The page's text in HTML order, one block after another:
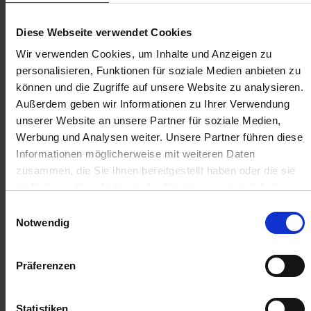
Diese Webseite verwendet Cookies
Wir verwenden Cookies, um Inhalte und Anzeigen zu
personalisieren, Funktionen für soziale Medien anbieten zu
können und die Zugriffe auf unsere Website zu analysieren.
Außerdem geben wir Informationen zu Ihrer Verwendung
unserer Website an unsere Partner für soziale Medien,
Werbung und Analysen weiter. Unsere Partner führen diese
Informationen möglicherweise mit weiteren Daten
zusammen, die Sie ihnen bereitgestellt haben oder die sie
Notwendig
Präferenzen
Statistiken
15,08 € / St
pro 1 Stück
17,95 €
inkl. 19% MwSt.,zzgl. Versandkosten
Verfügbar
Lieferung voraussichtlichab Montag, 17. August 2026
QTY_CONTROL_DECREASE
Jetzt 1 Ährenpunkt pro 1 Stück sichern.